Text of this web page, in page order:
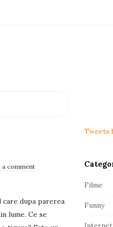
a comment
dupa parerea
lume. Ce se
i
d
b
a
Tweets
Filme
Funny